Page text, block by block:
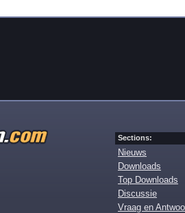
Sections:
Nieuws
Downloads
Top Downloads
Discussie
Vraag en